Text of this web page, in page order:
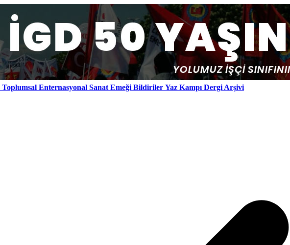
Toplumsal Enternasyonal Sanat Emeği Bildiriler Yaz Kampı Dergi Arşivi